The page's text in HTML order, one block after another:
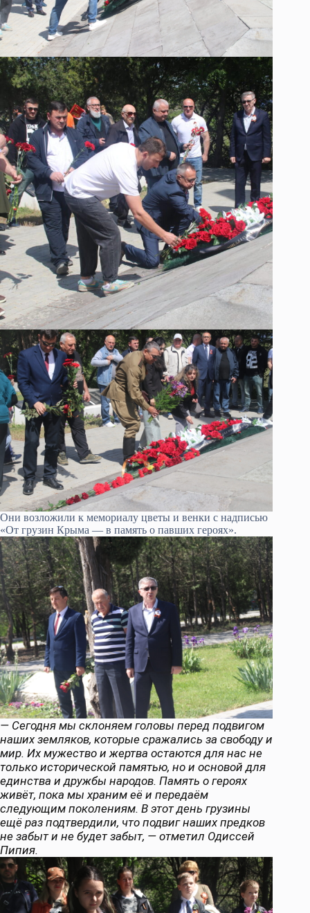
Они возложили к мемориалу цветы и венки с надписью
«От грузин Крыма — в память о павших героях».
— Сегодня мы склоняем головы перед подвигом
наших земляков, которые сражались за свободу и
мир. Их мужество и жертва остаются для нас не
только исторической памятью, но и основой для
единства и дружбы народов. Память о героях
живёт, пока мы храним её и передаём
следующим поколениям. В этот день грузины
ещё раз подтвердили, что подвиг наших предков
не забыт и не будет забыт, — отметил Одиссей
Пипия.